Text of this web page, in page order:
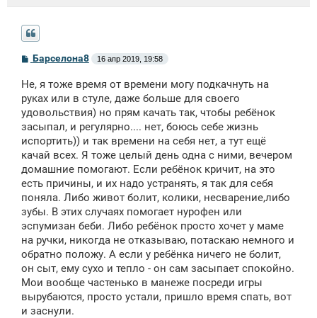
С
о
б
щ
е
н
и
Барселона8 16 апр 2019, 19:58
Не, я тоже время от времени могу подкачнуть на
руках или в стуле, даже больше для своего
удовольствия) но прям качать так, чтобы ребёнок
засыпал, и регулярно.... нет, боюсь себе жизнь
испортить)) и так времени на себя нет, а тут ещё
качай всех. Я тоже целый день одна с ними, вечером
домашние помогают. Если ребёнок кричит, на это
есть причины, и их надо устранять, я так для себя
поняла. Либо живот болит, колики, несварение,либо
зубы. В этих случаях помогает нурофен или
эспумизан беби. Либо ребёнок просто хочет у маме
на ручки, никогда не отказываю, потаскаю немного и
обратно положу. А если у ребёнка ничего не болит,
он сыт, ему сухо и тепло - он сам засыпает спокойно.
Мои вообще частенько в манеже посреди игры
вырубаются, просто устали, пришло время спать, вот
и заснули.